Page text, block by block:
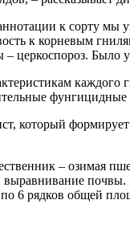
к сорту мы
к корневым
церкоспороз. Было
фунгицидные
который формирует
– озимая
почвы.
6 рядков общей